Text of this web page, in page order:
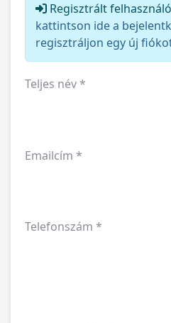
Regisztrált
kattintson ide a
regisztráljon egy új
Teljes név*
Emailcím *
Telefonszám *